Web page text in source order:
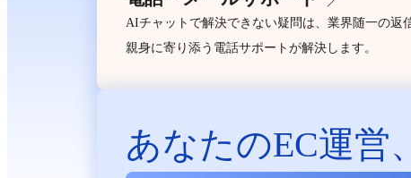
AIチャットで解決できない疑問は、業界随一の返
親身に寄り添う電話サポートが解決します。
あなたのEC運営、